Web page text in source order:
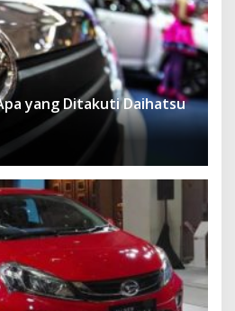
yang Ditakuti Daihatsu